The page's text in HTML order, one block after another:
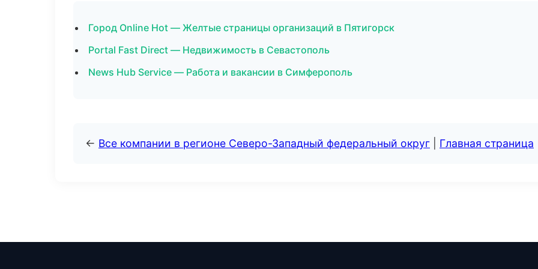
Город Online Hot — Желтые страницы организаций в Пятигорск
Portal Fast Direct — Недвижимость в Севастополь
News Hub Service — Работа и вакансии в Симферополь
← Все компании в регионе Северо-Западный федеральный округ Главная страница